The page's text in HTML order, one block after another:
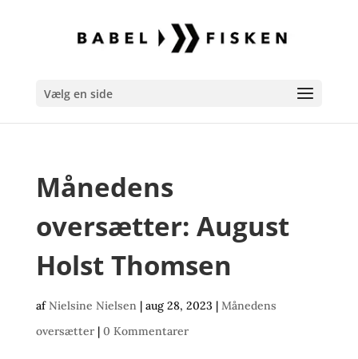
Vælg en side
Månedens
oversætter: August
Holst Thomsen
afNielsine Nielsen| aug 28, 2023| Månedens
oversætter| 0 Kommentarer